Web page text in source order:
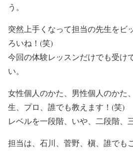
う。
突然上手くなって担当の先生をビ
ろいね！(笑)
今回の体験レッスンだけでも受け
い。
女性個人のかた、男性個人のかた
生、プロ、誰でも教えます！(笑)
レベルを一段階、いや、二段階、
担当は、石川、菅野、槇、誰でも